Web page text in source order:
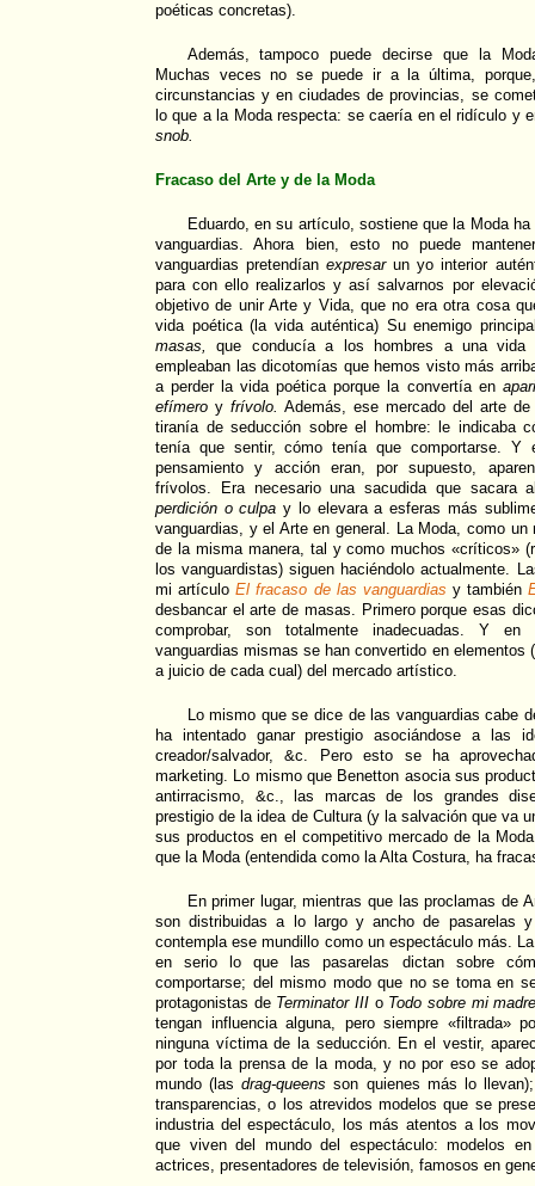
poéticas concretas).
Además, tampoco puede decirse que la
Muchas veces no se puede ir a la última,
circunstancias y en ciudades de provincias, se
lo que a la Moda respecta: se caería en el ridículo y
snob.
Fracaso del Arte y de la Moda
Eduardo, en su artículo, sostiene que la Moda
vanguardias. Ahora bien, esto no puede
vanguardias pretendíanexpresarun yo interior
para con ello realizarlos y así salvarnos por
objetivo de unir Arte y Vida, que no era otra cosa
vida poética (la vida auténtica) Su enemigo
masas,
que conducía a los hombres a una vida
empleaban las dicotomías que hemos visto más
a perder la vida poética porque la convertía en
efímero y frívolo. Además, ese mercado del arte
tiranía de seducción sobre el hombre: le indicaba
tenía que sentir, cómo tenía que comportarse. Y
pensamiento y acción eran, por supuesto,
frívolos. Era necesario una sacudida que sacaraal
perdición o culpa y lo elevara a esferas más
vanguardias, y el Arte en general. La Moda, como un
de la misma manera, tal y como muchos «críticos»
los vanguardistas) siguen haciéndolo actualmente.
mi artículoEl fracaso de las vanguardias y también
desbancar el arte de masas. Primero porque esas
comprobar, son totalmente inadecuadas. Y en
vanguardias mismas se han convertido en elementos
a juicio de cada cual) del mercado artístico.
Lo mismo que se dice de las vanguardias cabe
ha intentado ganar prestigio asociándose a las
creador/salvador, &c. Pero esto se ha
marketing. Lo mismo que Benetton asocia sus
antirracismo, &c., las marcas de los grandes
prestigio de la idea de Cultura (y la salvación que va
sus productos en el competitivo mercado de la
que la Moda (entendida como la Alta Costura, ha
En primer lugar, mientras que las proclamas de
son distribuidas a lo largo y ancho de pasarelas
contempla ese mundillo como un espectáculo más.
en serio lo que las pasarelas dictan sobre
comportarse; del mismo modo que no se toma en
protagonistas de Terminator IIIo Todo sobre mi
tengan influencia alguna, pero siempre «filtrada»
ninguna víctima de la seducción. En el vestir,
por toda la prensa de la moda, y no por eso se
mundo (lasdrag-queens son quienes más lo
transparencias, o los atrevidos modelos que se
industria del espectáculo, los más atentos a los
que viven del mundo del espectáculo: modelos
actrices, presentadores de televisión, famosos en